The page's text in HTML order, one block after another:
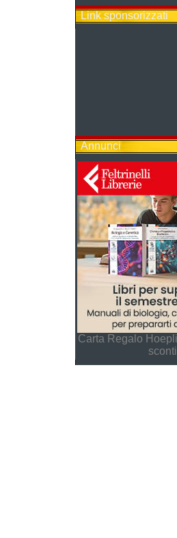
Link sponsorizzati
Annunci
Carta Regalo
sconti